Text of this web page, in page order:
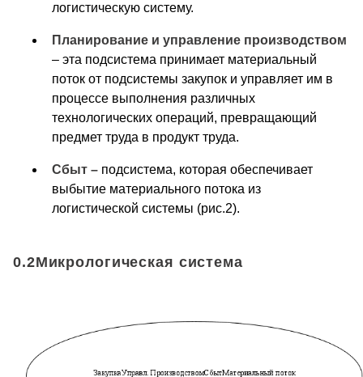
логистическую систему.
Планирование и управление производством
– эта подсистема принимает материальный
поток от подсистемы закупок и управляет им в
процессе выполнения различных
технологических операций, превращающий
предмет труда в продукт труда.
Сбыт – подсистема, которая обеспечивает
выбытие материального потока из
логистической системы (рис.2).
0.2Микрологическая система